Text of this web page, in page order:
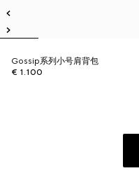
Gossip系列小号肩背包
€ 1.100